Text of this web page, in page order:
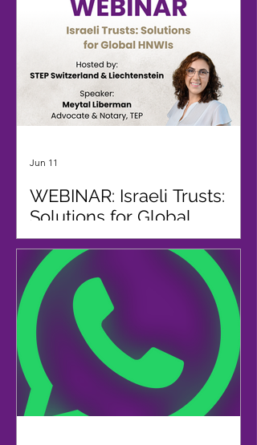
WEBINAR: Israeli Trusts:
Solutions for Global
HNWIs
Jun 11